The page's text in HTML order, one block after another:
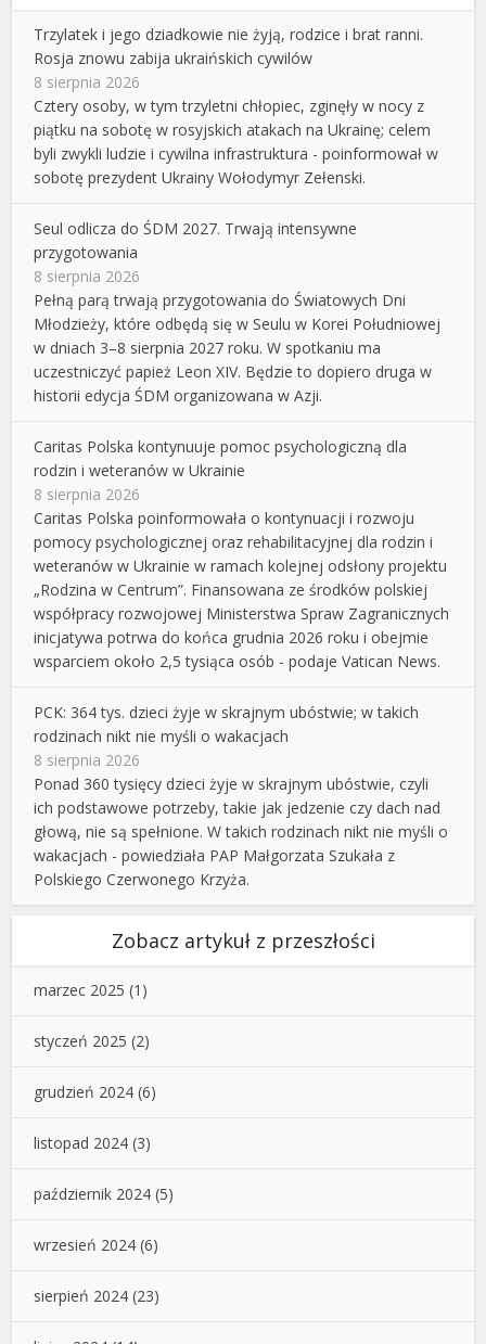
Trzylatek i jego dziadkowie nie żyją, rodzice i brat ranni.
Rosja znowu zabija ukraińskich cywilów
8 sierpnia 2026
Cztery osoby, w tym trzyletni chłopiec, zginęły w nocy z
piątku na sobotę w rosyjskich atakach na Ukrainę; celem
byli zwykli ludzie i cywilna infrastruktura - poinformował w
sobotę prezydent Ukrainy Wołodymyr Zełenski.
Seul odlicza do ŚDM 2027. Trwają intensywne
przygotowania
8 sierpnia 2026
Pełną parą trwają przygotowania do Światowych Dni
Młodzieży, które odbędą się w Seulu w Korei Południowej
w dniach 3–8 sierpnia 2027 roku. W spotkaniu ma
uczestniczyć papież Leon XIV. Będzie to dopiero druga w
historii edycja ŚDM organizowana w Azji.
Caritas Polska kontynuuje pomoc psychologiczną dla
rodzin i weteranów w Ukrainie
8 sierpnia 2026
Caritas Polska poinformowała o kontynuacji i rozwoju
pomocy psychologicznej oraz rehabilitacyjnej dla rodzin i
weteranów w Ukrainie w ramach kolejnej odsłony projektu
„Rodzina w Centrum”. Finansowana ze środków polskiej
współpracy rozwojowej Ministerstwa Spraw Zagranicznych
inicjatywa potrwa do końca grudnia 2026 roku i obejmie
wsparciem około 2,5 tysiąca osób - podaje Vatican News.
PCK: 364 tys. dzieci żyje w skrajnym ubóstwie; w takich
rodzinach nikt nie myśli o wakacjach
8 sierpnia 2026
Ponad 360 tysięcy dzieci żyje w skrajnym ubóstwie, czyli
ich podstawowe potrzeby, takie jak jedzenie czy dach nad
głową, nie są spełnione. W takich rodzinach nikt nie myśli o
wakacjach - powiedziała PAP Małgorzata Szukała z
Polskiego Czerwonego Krzyża.
Zobacz artykuł z przeszłości
marzec 2025 (1)
styczeń 2025 (2)
grudzień 2024 (6)
listopad 2024 (3)
październik 2024 (5)
wrzesień 2024 (6)
sierpień 2024 (23)